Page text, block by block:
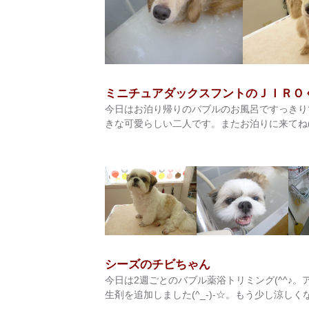
ミニチュアダックスフントのＪＩＲ
今日はお泊り帰りのバブルのお風呂ですっき
きな可愛らしい二人です。またお泊りに来て
シーズのチビちゃん
今日は2週ごとのバブル薬浴トリミング(^^♪。
生剤を追加しました(^_-)-☆。もう少し涼しく